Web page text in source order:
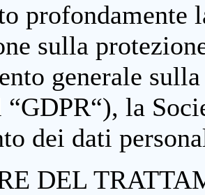
profondamente
sulla
generale
la
dei dati
DEL